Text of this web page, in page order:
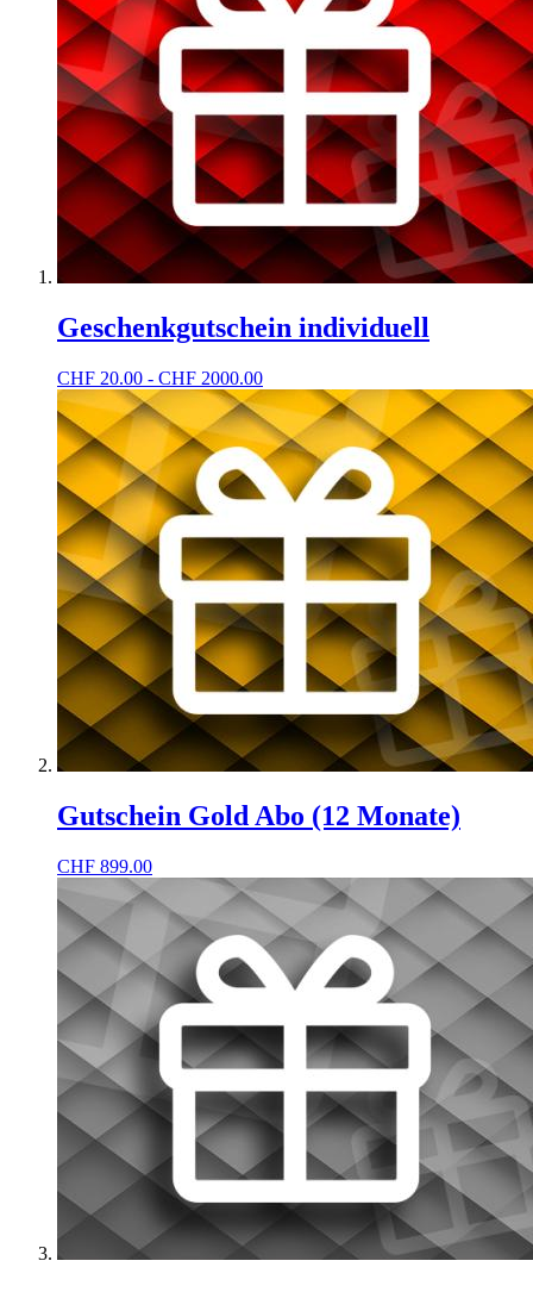
Geschenkgutschein individuell
CHF 20.00 - CHF 2000.00
Gutschein Gold Abo (12 Monate)
CHF 899.00